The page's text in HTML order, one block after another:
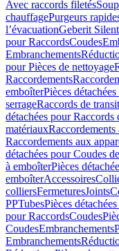
Avec raccords filetés
chauffagePurgeurs
l’évacuationGeberit
pour RaccordsCoudes
Embranchements
pour Pièces de nettoyage
Raccordements
emboîterPièces
serrageRaccords de
détachées pour Raccords
matériauxRaccordements
Raccordements aux
détachées pour Coudes
à emboîterPièces
emboîterAccessoires
colliersFermeturesJoints
PPTubesPièces
pour RaccordsCoudes
CoudesEmbranchements
Embranchements